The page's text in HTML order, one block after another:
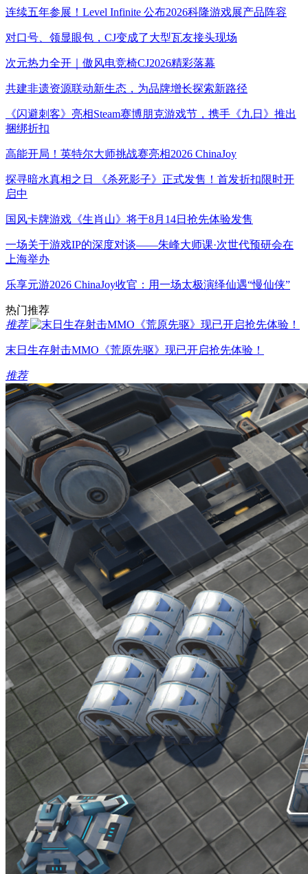
连续五年参展！Level Infinite 公布2026科隆游戏展产品阵容
对口号、领显眼包，CJ变成了大型瓦友接头现场
次元热力全开｜傲风电竞椅CJ2026精彩落幕
共建非遗资源联动新生态，为品牌增长探索新路径
《闪避刺客》亮相Steam赛博朋克游戏节，携手《九日》推出
捆绑折扣
高能开局！英特尔大师挑战赛亮相2026 ChinaJoy
探寻暗水真相之日 《杀死影子》正式发售！首发折扣限时开
启中
国风卡牌游戏《生肖山》将于8月14日抢先体验发售
一场关于游戏IP的深度对谈——朱峰大师课·次世代预研会在
上海举办
乐享元游2026 ChinaJoy收官：用一场太极演绎仙遇“慢仙侠”
热门推荐
推荐
末日生存射击MMO《荒原先驱》现已开启抢先体验！
推荐